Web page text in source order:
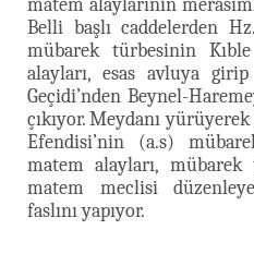
matem alaylarının
Belli başlı caddelerden
mübarek türbesinin
alayları, esas avluya
Geçidi’nden Beynel-
çıkıyor. Meydanı
Efendisi’nin (a.s)
matem alayları,
matem meclisi
faslını yapıyor.